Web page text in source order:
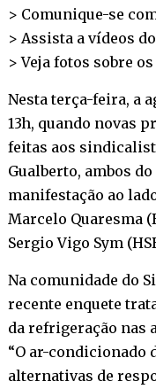
> Comunique-se
> Assista a vídeos
> Veja fotos sobre
Nesta terça-feira, a
13h, quando novas
feitas aos
Gualberto, ambos
manifestação ao
Marcelo Quaresma
Sergio Vigo Sym
Na comunidade do
recente enquete
da refrigeração nas
“O ar-condicionado
alternativas de